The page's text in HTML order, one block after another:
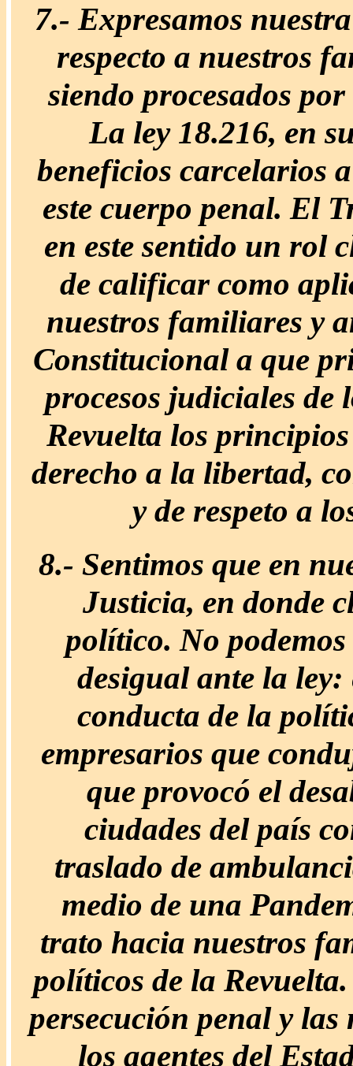
7.- Expresamos
respecto a nuestros
siendo procesados
La ley 18.216, en
beneficios carcelarios
este cuerpo penal. El
en este sentido un rol
de calificar como
nuestros familiares y
Constitucional a que
procesos judiciales de
Revuelta los
derecho a la libertad,
y de respeto a
8.- Sentimos que en
Justicia, en donde
político. No
desigual ante la
conducta de la
empresarios que
que provocó el
ciudades del país
traslado de
medio de una
trato hacia nuestros
políticos de la
persecución penal y las
los agentes del